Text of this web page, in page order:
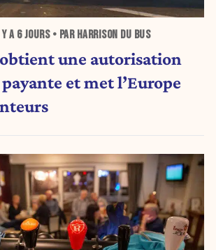
A6 JOURS• PAR HARRISON DU BUS
une autorisation
et met l’Europe